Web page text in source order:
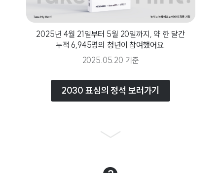
2025년 4월 21일부터 5월 20일까지, 약 한 달간
누적 6,945명의 청년이 참여했어요.
2025.05.20 기준
2030 표심의 정석 보러가기